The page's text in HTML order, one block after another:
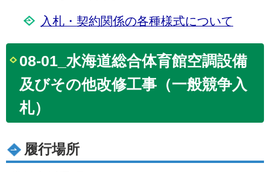
入札・契約関係の各種様式について
08-01_水海道総合体育館空調設備
及びその他改修工事（一般競争入
札）
履行場所